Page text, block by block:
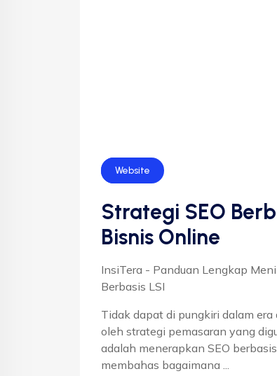
SEO
Website
Strategi SEO
Bisnis Online
InsiTera - Panduan Lengkap
Berbasis LSI
Tidak dapat di pungkiri dalam
oleh strategi pemasaran yang
adalah menerapkan SEO
membahas bagaimana ...